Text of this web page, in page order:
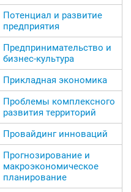
Потенциал и развитие
предприятия
Предпринимательство и
бизнес-культура
Прикладная экономика
Проблемы комплексного
развития территорий
Провайдинг инноваций
Прогнозирование и
макроэкономическое
планирование